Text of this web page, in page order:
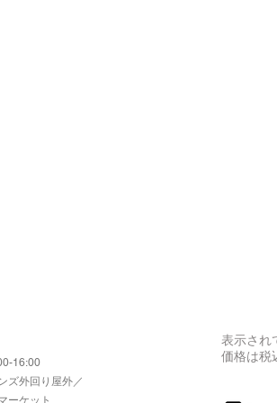
16:00
ズ外回り屋外／
ーケット
表示され
価格は税